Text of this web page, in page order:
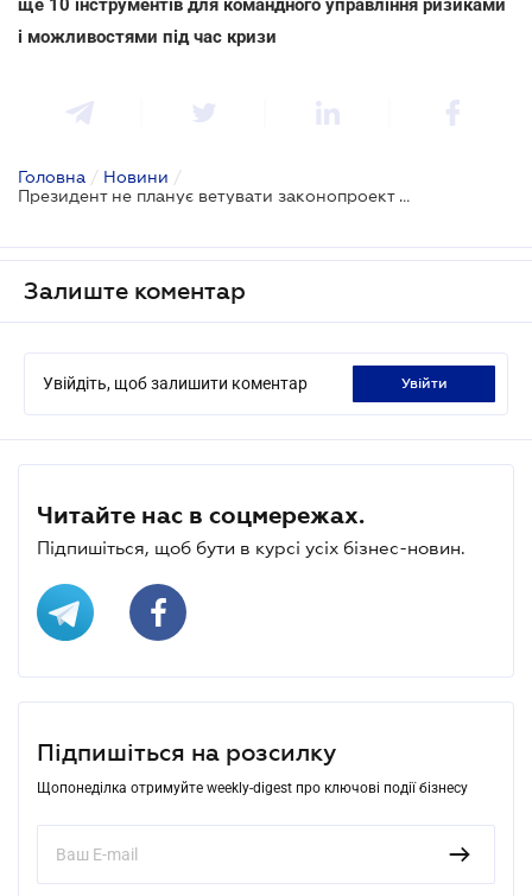
ще 10 інструментів для командного управління ризиками
і можливостями під час кризи
Головна / Новини /
Президент не планує ветувати законопроект № 1210
Залиште коментар
Увійдіть, щоб залишити коментар увійти
Читайте нас в соцмережах.
Підпишіться, щоб бути в курсі усіх бізнес-новин.
Підпишіться на розсилку
Щопонеділка отримуйте weekly-digest про ключові події бізнесу